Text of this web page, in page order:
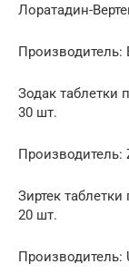
Лоратадин-
Производитель:
Зодак таблетки
30 шт.
Производитель:
Зиртек
20 шт.
Производитель: